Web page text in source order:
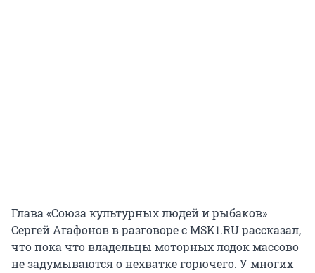
Глава «Союза культурных людей и рыбаков»
Сергей Агафонов в разговоре с MSK1.RU рассказал,
что пока что владельцы моторных лодок массово
не задумываются о нехватке горючего. У многих